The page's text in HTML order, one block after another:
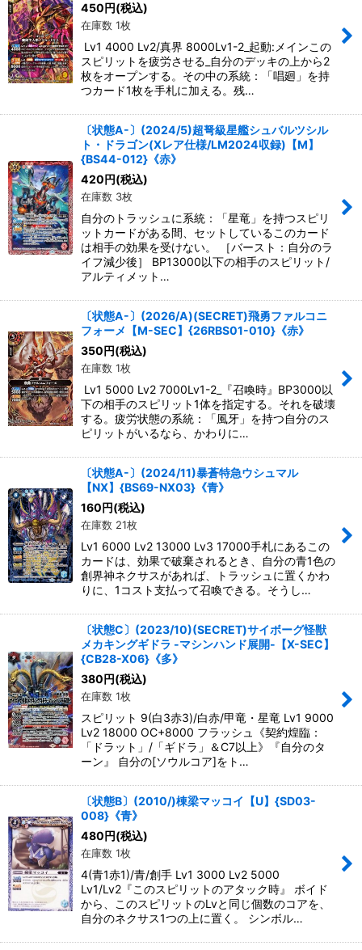
450円(税込)
在庫数 1枚
Lv1 4000 Lv2/真界 8000Lv1-2_起動:メインこの
スピリットを疲労させる_自分のデッキの上から2
枚をオープンする。その中の系統：「唱廻」を持
つカード1枚を手札に加える。残…
〔状態A-〕(2024/5)超弩級星艦シュバルツシル
ト・ドラゴン(Xレア仕様/LM2024収録)【M】
{BS44-012}《赤》
420円(税込)
在庫数 3枚
自分のトラッシュに系統：「星竜」を持つスピリ
ットカードがある間、セットしているこのカード
は相手の効果を受けない。 ［バースト：自分のラ
イフ減少後］ BP13000以下の相手のスピリット/
アルティメット…
〔状態A-〕(2026/A)(SECRET)飛勇ファルコニ
フォーメ【M-SEC】{26RBS01-010}《赤》
350円(税込)
在庫数 1枚
Lv1 5000 Lv2 7000Lv1-2_『召喚時』BP3000以
下の相手のスピリット1体を指定する。それを破壊
する。疲労状態の系統：「風牙」を持つ自分のス
ピリットがいるなら、かわりに…
〔状態A-〕(2024/11)暴蒼特急ウシュマル
【NX】{BS69-NX03}《青》
160円(税込)
在庫数 21枚
Lv1 6000 Lv2 13000 Lv3 17000手札にあるこの
カードは、効果で破棄されるとき、自分の青1色の
創界神ネクサスがあれば、トラッシュに置くかわ
りに、1コスト支払って召喚できる。そうし…
〔状態C〕(2023/10)(SECRET)サイボーグ怪獣
メカキングギドラ -マシンハンド展開-【X-SEC】
{CB28-X06}《多》
380円(税込)
在庫数 1枚
スピリット 9(白3赤3)/白赤/甲竜・星竜 Lv1 9000
Lv2 18000 OC+8000 フラッシュ《契約煌臨：
「ドラット」/「ギドラ」＆C7以上》『自分のタ
ーン』 自分の[ソウルコア]をト…
〔状態B〕(2010/)棟梁マッコイ【U】{SD03-
008}《青》
480円(税込)
在庫数 1枚
4(青1赤1)/青/創手 Lv1 3000 Lv2 5000
Lv1/Lv2『このスピリットのアタック時』 ボイド
から、このスピリットのLvと同じ個数のコアを、
自分のネクサス1つの上に置く。 シンボル…